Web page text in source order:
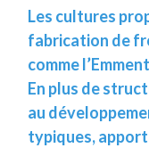
Les cultures
fabrication de
comme
En plus de
au
typiques,